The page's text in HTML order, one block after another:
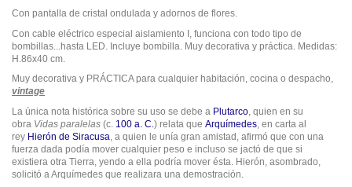
Con pantalla de cristal ondulada y adornos de flores.
Con cable eléctrico especial aislamiento I, funciona con todo tipo de
bombillas...hasta LED. Incluye bombilla. Muy decorativa y práctica. Medidas:
H.86x40 cm.
Muy decorativa y PRÁCTICA para cualquier habitación, cocina o despacho,
vintage
La única nota histórica sobre su uso se debe a Plutarco , quien en su
obra Vidas paralelas (c. 100 a. C. ) relata que Arquímedes , en carta al
rey Hierón de Siracusa , a quien le unía gran amistad, afirmó que con una
fuerza dada podía mover cualquier peso e incluso se jactó de que si
existiera otra Tierra, yendo a ella podría mover ésta. Hierón, asombrado,
solicitó a Arquímedes que realizara una demostración.